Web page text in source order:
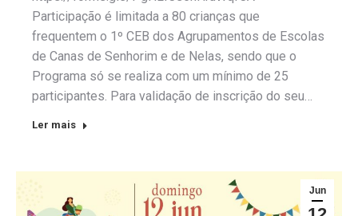
Participação é limitada a 80 crianças que
frequentem o 1º CEB dos Agrupamentos de Escolas
de Canas de Senhorim e de Nelas, sendo que o
Programa só se realiza com um mínimo de 25
participantes. Para validação de inscrição do seu…
Ler mais
Jun